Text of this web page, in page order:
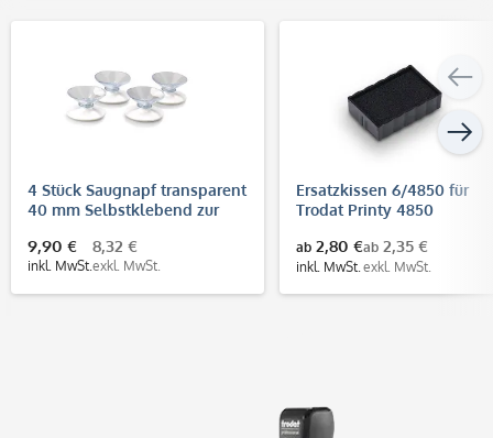
4 Stück Saugnapf transparent
40 mm Selbstklebend zur
9,90 €
inkl. MwSt.
8,32 €
exkl. MwSt.
Ersatzkissen 6/4850 für
Trodat Printy 4850
ab 2,80 €
inkl. MwSt.
ab 2,35 €
exkl. MwSt.